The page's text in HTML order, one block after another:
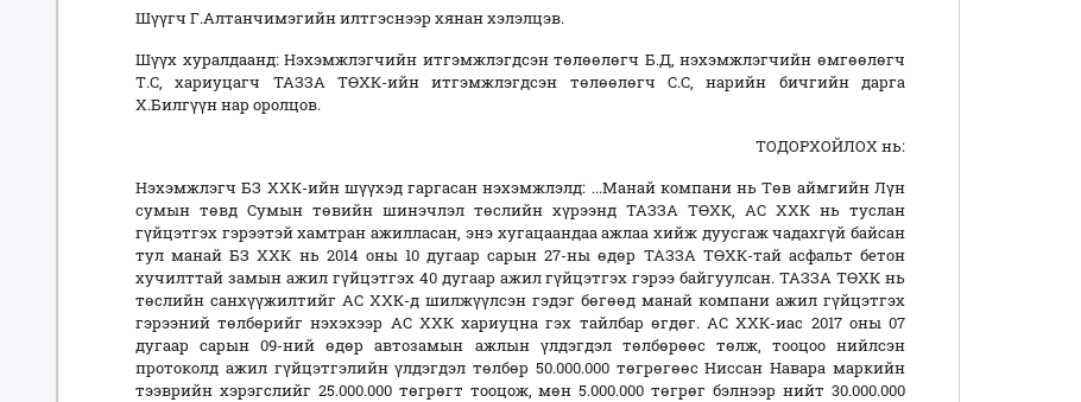
Шүүгч Г.Алтанчимэгийн илтгэснээр хянан хэлэлцэв.
Шүүх хуралдаанд: Нэхэмжлэгчийн итгэмжлэгдсэн төлөөлөгч Б.Д, нэхэмжлэгчийн өмгөөлөгч
Т.С, хариуцагч ТАЗЗА ТӨХК-ийн итгэмжлэгдсэн төлөөлөгч С.С, нарийн бичгийн дарга
Х.Билгүүн нар оролцов.
ТОДОРХОЙЛОХ нь:
Нэхэмжлэгч БЗ ХХК-ийн шүүхэд гаргасан нэхэмжлэлд: ...Манай компани нь Төв аймгийн Лүн
сумын төвд Сумын төвийн шинэчлэл төслийн хүрээнд ТАЗЗА ТӨХК, АС ХХК нь туслан
гүйцэтгэх гэрээтэй хамтран ажилласан, энэ хугацаандаа ажлаа хийж дуусгаж чадахгүй байсан
тул манай БЗ ХХК нь 2014 оны 10 дугаар сарын 27-ны өдөр ТАЗЗА ТӨХК-тай асфальт бетон
хучилттай замын ажил гүйцэтгэх 40 дугаар ажил гүйцэтгэх гэрээ байгуулсан. ТАЗЗА ТӨХК нь
төслийн санхүүжилтийг АС ХХК-д шилжүүлсэн гэдэг бөгөөд манай компани ажил гүйцэтгэх
гэрээний төлбөрийг нэхэхээр АС ХХК хариуцна гэх тайлбар өгдөг. АС ХХК-иас 2017 оны 07
дугаар сарын 09-ний өдөр автозамын ажлын үлдэгдэл төлбөрөөс төлж, тооцоо нийлсэн
протоколд ажил гүйцэтгэлийн үлдэгдэл төлбөр 50.000.000 төгрөгөөс Ниссан Навара маркийн
тээврийн хэрэгслийг 25.000.000 төгрөгт тооцож, мөн 5.000.000 төгрөг бэлнээр нийт 30.000.000